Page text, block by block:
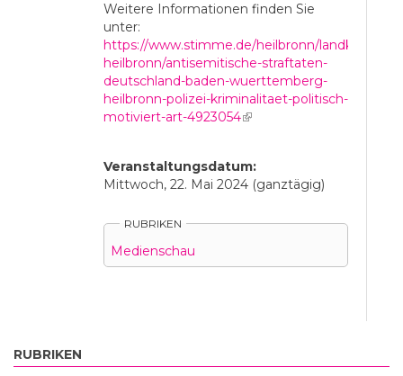
Weitere Informationen finden Sie
unter:
https://www.stimme.de/heilbronn/landkreis-
heilbronn/antisemitische-straftaten-
deutschland-baden-wuerttemberg-
heilbronn-polizei-kriminalitaet-politisch-
motiviert-art-4923054(link is external)
Veranstaltungsdatum:
Mittwoch, 22. Mai 2024 (ganztägig)
RUBRIKEN
Medienschau
RUBRIKEN